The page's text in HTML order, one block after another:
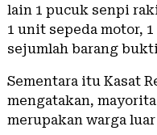
lain 1 pucuk senpi
1 unit sepeda motor,
sejumlah barang
Sementara itu Kasat
mengatakan,
merupakan warga